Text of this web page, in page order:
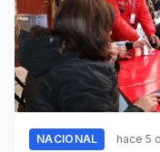
NACIONAL hace 5